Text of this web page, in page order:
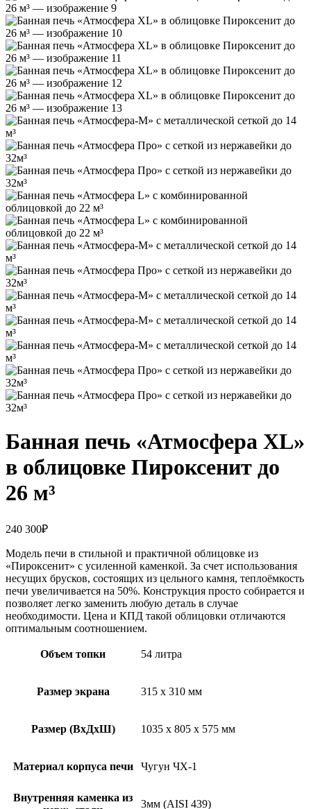
Банная печь «Атмосфера XL»
в облицовке Пироксенит до
26 м³
240 300₽
Модель печи в стильной и практичной облицовке из
«Пироксенит» с усиленной каменкой. За счет использования
несущих брусков, состоящих из цельного камня, теплоёмкость
печи увеличивается на 50%. Конструкция просто собирается и
позволяет легко заменить любую деталь в случае
необходимости. Цена и КПД такой облицовки отличаются
оптимальным соотношением.
Объем топки 54 литра
Размер экрана 315 х 310 мм
Размер (ВхДхШ) 1035 х 805 х 575 мм
Материал корпуса печи Чугун ЧХ-1
Внутренняя каменка из
3мм (AISI 439)